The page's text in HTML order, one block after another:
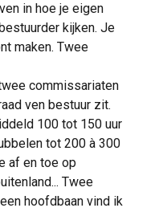
in hoe je eigen
kijken. Je
maken. Twee
commissariaten
ven bestuur zit.
100 tot 150 uur
tot 200 à 300
af en toe op
Twee
hoofdbaan vind ik